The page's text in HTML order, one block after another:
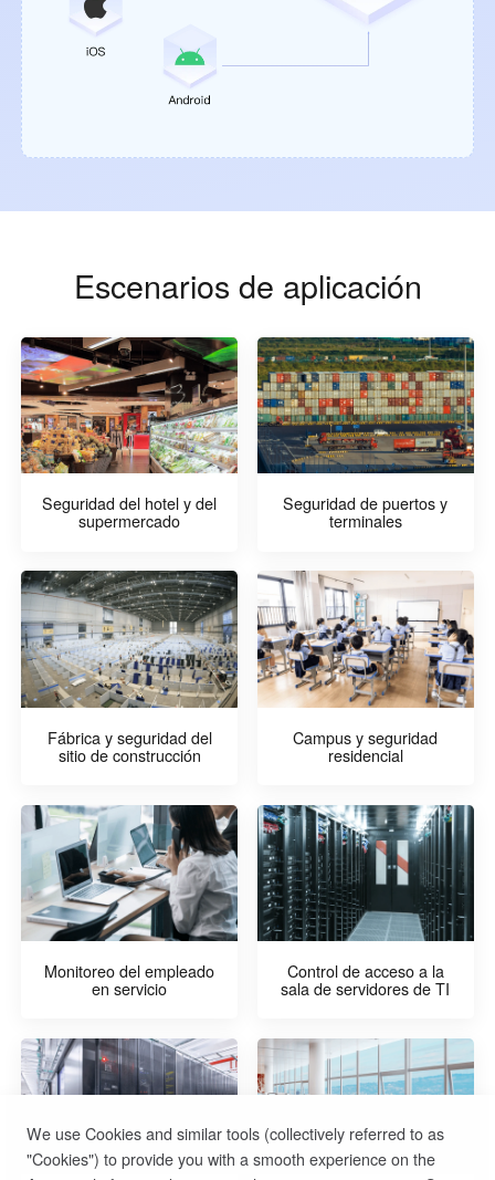
Escenarios de aplicación
Seguridad del hotel y del
supermercado
Seguridad de puertos y
terminales
Fábrica y seguridad del
sitio de construcción
Campus y seguridad
residencial
Monitoreo del empleado
en servicio
Control de acceso a la
sala de servidores de TI
We use Cookies and similar tools (collectively referred to as
"Cookies") to provide you with a smooth experience on the